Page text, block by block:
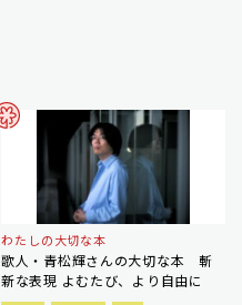
わたしの大切な本
歌人・青松輝さんの大切な本 斬
新な表現 よむたび、より自由に